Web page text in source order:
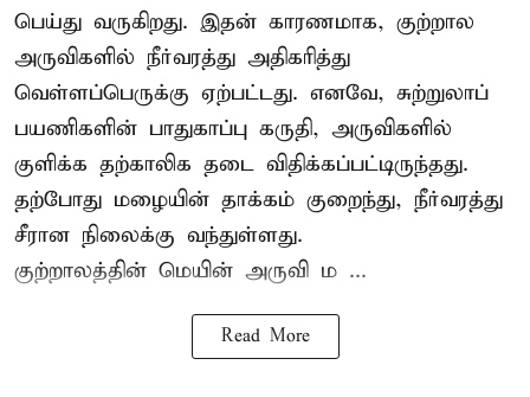
பெய்து வருகிறது. இதன் காரணமாக, குற்றால
அருவிகளில் நீர்வரத்து அதிகரித்து
வெள்ளப்பெருக்கு ஏற்பட்டது. எனவே, சுற்றுலாப்
பயணிகளின் பாதுகாப்பு கருதி, அருவிகளில்
குளிக்க தற்காலிக தடை விதிக்கப்பட்டிருந்தது.
தற்போது மழையின் தாக்கம் குறைந்து, நீர்வரத்து
சீரான நிலைக்கு வந்துள்ளது.
குற்றாலத்தின் மெயின் அருவி ம ...
Read More